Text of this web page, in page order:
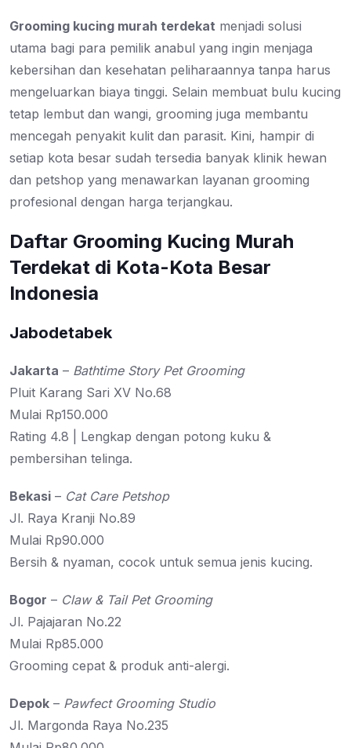
Grooming kucing murah terdekat menjadi solusi
utama bagi para pemilik anabul yang ingin menjaga
kebersihan dan kesehatan peliharaannya tanpa harus
mengeluarkan biaya tinggi. Selain membuat bulu kucing
tetap lembut dan wangi, grooming juga membantu
mencegah penyakit kulit dan parasit. Kini, hampir di
setiap kota besar sudah tersedia banyak klinik hewan
dan petshop yang menawarkan layanan grooming
profesional dengan harga terjangkau.
Daftar Grooming Kucing Murah
Terdekat di Kota-Kota Besar
Indonesia
Jabodetabek
Jakarta – Bathtime Story Pet Grooming
Pluit Karang Sari XV No.68
Mulai Rp150.000
Rating 4.8 | Lengkap dengan potong kuku &
pembersihan telinga.
Bekasi – Cat Care Petshop
Jl. Raya Kranji No.89
Mulai Rp90.000
Bersih & nyaman, cocok untuk semua jenis kucing.
Bogor – Claw & Tail Pet Grooming
Jl. Pajajaran No.22
Mulai Rp85.000
Grooming cepat & produk anti-alergi.
Depok – Pawfect Grooming Studio
Jl. Margonda Raya No.235